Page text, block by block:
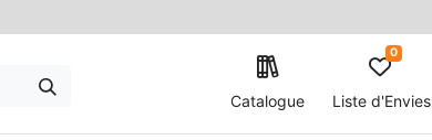
Catalogue Liste d'Envies
0